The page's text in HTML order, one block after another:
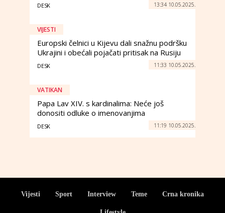
DESK 13:34 10.05.2025.
VIJESTI
Europski čelnici u Kijevu dali snažnu podršku
Ukrajini i obećali pojačati pritisak na Rusiju
DESK 11:33 10.05.2025.
VATIKAN
Papa Lav XIV. s kardinalima: Neće još
donositi odluke o imenovanjima
DESK 11:19 10.05.2025.
Vijesti Sport Interview Teme Crna kronika